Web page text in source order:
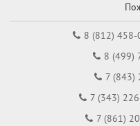
8 (812) 458-
8 (499)
7 (843)
7 (343)
7 (861)